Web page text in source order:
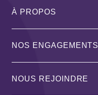
À PROPOS
NOS ENGAGEMENTS
NOUS REJOINDRE